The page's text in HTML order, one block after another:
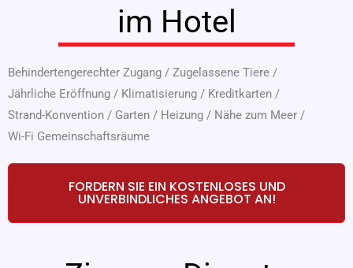
im Hotel
Behindertengerechter Zugang / Zugelassene Tiere /
Jährliche Eröffnung / Klimatisierung / Kreditkarten /
Strand-Konvention / Garten / Heizung / Nähe zum Meer /
Wi-Fi Gemeinschaftsräume
FORDERN SIE EIN KOSTENLOSES UND
UNVERBINDLICHES ANGEBOT AN!